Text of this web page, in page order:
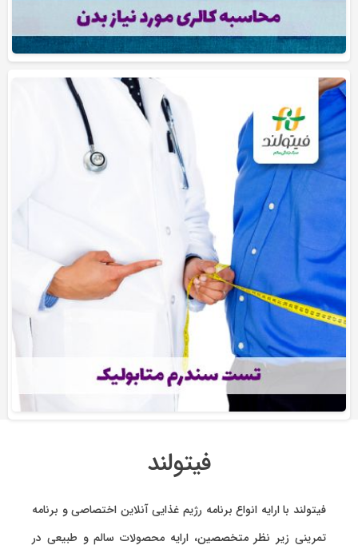
فیتولند
فیتولند با ارایه انواع برنامه رژیم غذایی آنلاین اختصاصیو برنامه
تمرینیزیر نظر متخصصین، ارایه محصولات سالم و طبیعی در